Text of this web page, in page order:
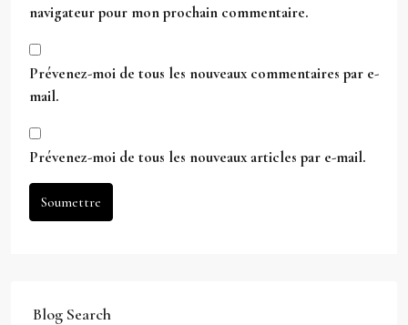
navigateur pour mon prochain commentaire.
Prévenez-moi de tous les nouveaux commentaires par e-
mail.
Prévenez-moi de tous les nouveaux articles par e-mail.
Soumettre
Blog Search